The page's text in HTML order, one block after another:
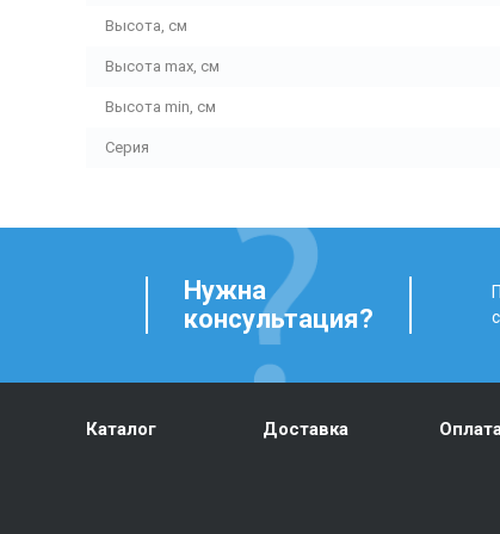
Высота, см
Высота max, см
Высота min, см
Серия
Нужна
консультация?
Каталог Доставка